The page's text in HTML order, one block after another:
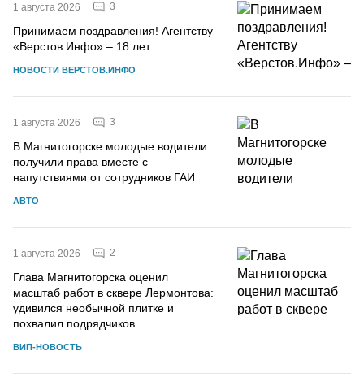
1 августа 2026 3
Принимаем поздравления! Агентству
«Верстов.Инфо» – 18 лет
НОВОСТИ ВЕРСТОВ.ИНФО
1 августа 2026 3
В Магнитогорске молодые водители
получили права вместе с
напутствиями от сотрудников ГАИ
АВТО
1 августа 2026 2
Глава Магнитогорска оценил
масштаб работ в сквере Лермонтова:
удивился необычной плитке и
похвалил подрядчиков
ВИП-НОВОСТЬ